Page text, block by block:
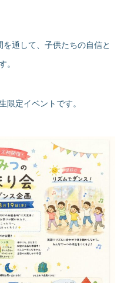
通して、子供たちの自信と
。
限定イベントです。